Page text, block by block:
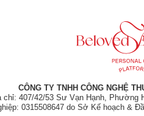
CÔNG TY TNHH CÔNG NGHỆ
chỉ: 407/42/53 Sư Vạn Hạnh, Phường
0315508647 do Sở Kế hoạch &